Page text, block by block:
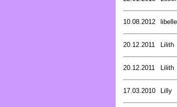
10.08.2012 libelle
20.12.2011 Lilith
20.12.2011 Lilith
17.03.2010 Lilly